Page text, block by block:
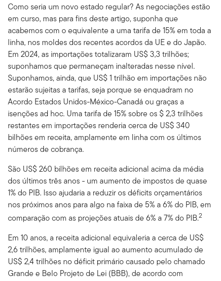
Como seria um novo estado regular? As negociações estão
em curso, mas para fins deste artigo, suponha que
acabemos com o equivalente a uma tarifa de 15% em toda a
linha, nos moldes dos recentes acordos da UE e do Japão.
Em 2024, as importações totalizaram US$ 3,3 trilhões;
suponhamos que permaneçam inalteradas nesse nível.
Suponhamos, ainda, que US$ 1 trilhão em importações não
estarão sujeitas a tarifas, seja porque se enquadram no
Acordo Estados Unidos-México-Canadá ou graças a
isenções ad hoc. Uma tarifa de 15% sobre os $ 2,3 trilhões
restantes em importações renderia cerca de US$ 340
bilhões em receita, amplamente em linha com os últimos
números de cobrança.
São US$ 260 bilhões em receita adicional acima da média
dos últimos três anos - um aumento de impostos de quase
1% do PIB. Isso ajudaria a reduzir os déficits orçamentários
nos próximos anos para algo na faixa de 5% a 6% do PIB, em
comparação com as projeções atuais de 6% a 7% do PIB.2
Em 10 anos, a receita adicional equivaleria a cerca de US$
2,6 trilhões, amplamente igual ao aumento acumulado de
US$ 2,4 trilhões no déficit primário causado pelo chamado
Grande e Belo Projeto de Lei (BBB), de acordo com